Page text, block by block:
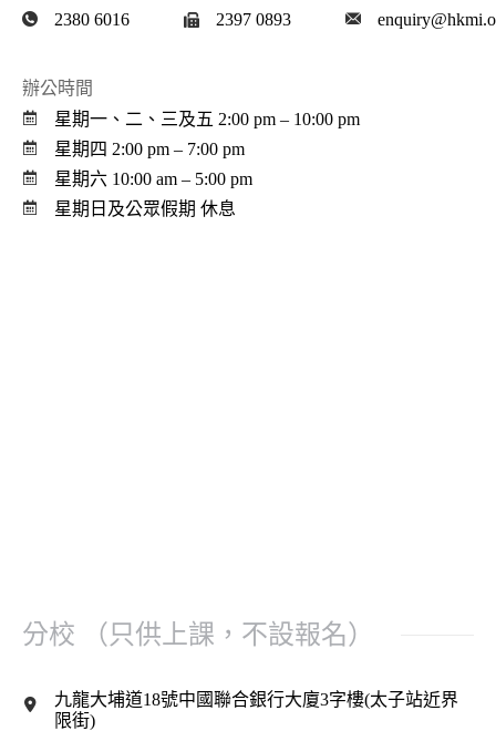
2380 6016
2397 0893
辦公時間
星期一、二、三及五 2:00 pm – 10:00 pm
星期四 2:00 pm – 7:00 pm
星期六 10:00 am ‒ 5:00 pm
星期日及公眾假期 休息
分校 （只供上課，不設報名）
九龍大埔道18號中國聯合銀行大廈3字樓(太子站近界
限街)